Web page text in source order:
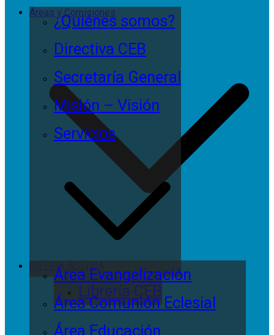
¿Quiénes somos?
Directiva CEB
Secretaría General
Misión – Visión
Servicios
Librería CEB
Áreas y Comisiones
Área Evangelización
Área Comunión Eclesial
Área Educación
IGLESIA BOLIVIA